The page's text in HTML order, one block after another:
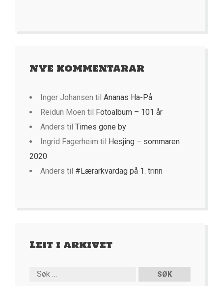
Nye kommentarar
Inger Johansen til Ananas Ha-På
Reidun Moen til
Fotoalbum – 101 år
Anders til Times gone by
Ingrid Fagerheim til
Hesjing – sommaren
2020
Anders til #Lærarkvardag på 1. trinn
Leit i arkivet